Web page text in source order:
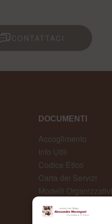
CONTATTACI
DOCUMENTI
Accoglimento
Info Utili
Codice Etico
Carta dei Servizi
Modelli Organizzativi
Whistleblowing